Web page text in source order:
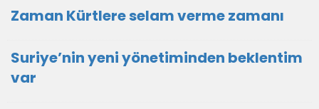
Zaman Kürtlere selam verme zamanı
Suriye’nin yeni yönetiminden beklentim
var